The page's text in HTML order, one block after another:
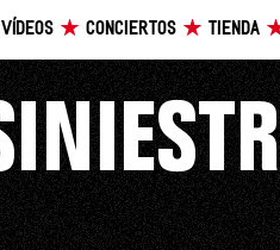
VÍDEOS CONCIERTOS TIENDA